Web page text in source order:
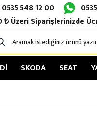
0535 548 12 00
₺ Üzeri Siparişlerinizde
SKODA SEAT